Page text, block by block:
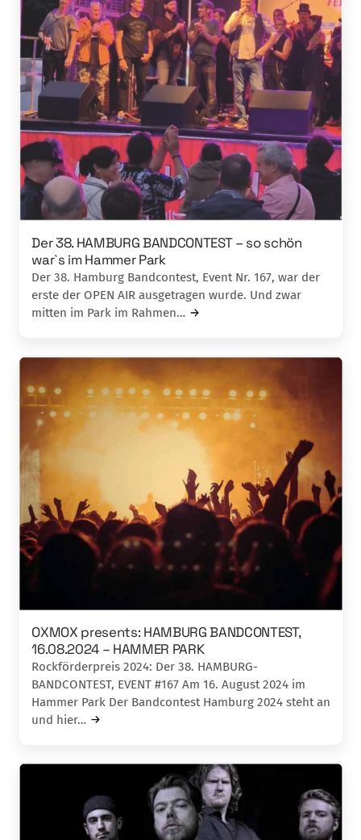
Der 38. HAMBURG BANDCONTEST – so schön
war`s im Hammer Park
Der 38. Hamburg Bandcontest, Event Nr. 167, war der
erste der OPEN AIR ausgetragen wurde. Und zwar
mitten im Park im Rahmen…
OXMOX presents: HAMBURG BANDCONTEST,
16.08.2024 – HAMMER PARK
Rockförderpreis 2024: Der 38. HAMBURG-
BANDCONTEST, EVENT #167 Am 16. August 2024 im
Hammer Park Der Bandcontest Hamburg 2024 steht an
und hier…